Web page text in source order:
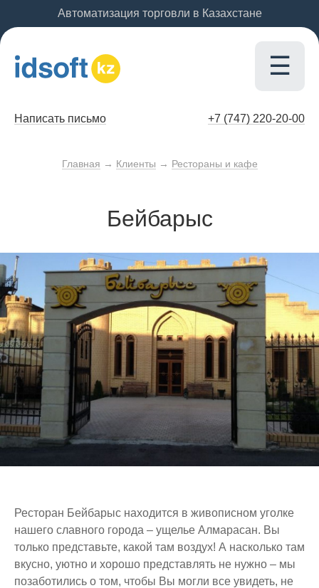
Автоматизация торговли в Казахстане
☰
Написать письмо +7 (747) 220-20-00
Главная → Клиенты → Рестораны и кафе
Бейбарыс
Ресторан Бейбарыс находится в живописном уголке
нашего славного города – ущелье Алмарасан. Вы
только представьте, какой там воздух! А насколько там
вкусно, уютно и хорошо представлять не нужно – мы
позаботились о том, чтобы Вы могли все увидеть, не